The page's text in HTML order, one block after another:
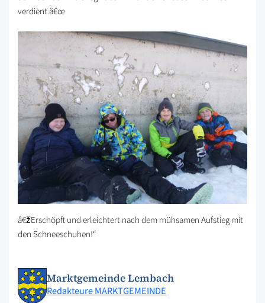
verdient.â€œ
â€žErschöpft und erleichtert nach dem mühsamen Aufstieg mit
den Schneeschuhen!“
Marktgemeinde Lembach
Redakteure MARKTGEMEINDE